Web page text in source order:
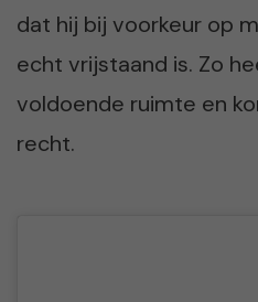
dat hij bij voorkeur op
echt vrijstaand is. Zo
voldoende ruimte en
recht.